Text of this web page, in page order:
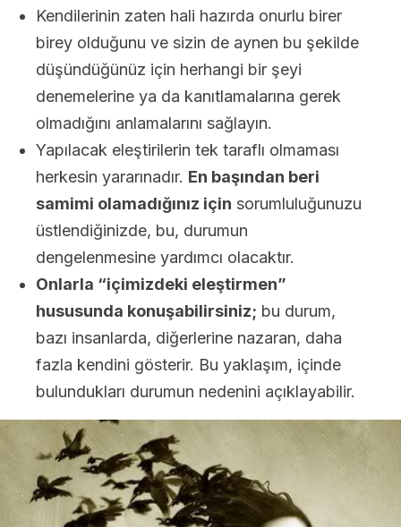
Kendilerinin zaten hali hazırda onurlu birer
birey olduğunu ve sizin de aynen bu şekilde
düşündüğünüz için herhangi bir şeyi
denemelerine ya da kanıtlamalarına gerek
olmadığını anlamalarını sağlayın.
Yapılacak eleştirilerin tek taraflı olmaması
herkesin yararınadır. En başından beri
samimi olamadığınız için sorumluluğunuzu
üstlendiğinizde, bu, durumun
dengelenmesine yardımcı olacaktır.
Onlarla “içimizdeki eleştirmen”
hususunda konuşabilirsiniz; bu durum,
bazı insanlarda, diğerlerine nazaran, daha
fazla kendini gösterir. Bu yaklaşım, içinde
bulundukları durumun nedenini açıklayabilir.